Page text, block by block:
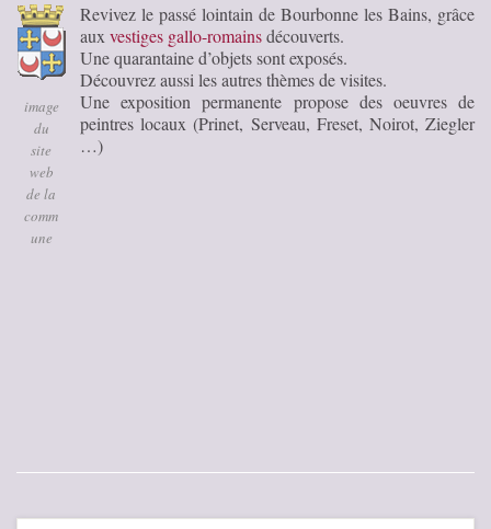
image
du
site
web
de la
comm
une
Revivez le passé lointain de Bourbonne les Bains, grâce
aux vestiges gallo-romainsdécouverts.
Une quarantaine d’objets sont exposés.
Découvrez aussi les autres thèmes de visites.
Une exposition permanente propose des oeuvres de
peintres locaux (Prinet, Serveau, Freset, Noirot, Ziegler
…)